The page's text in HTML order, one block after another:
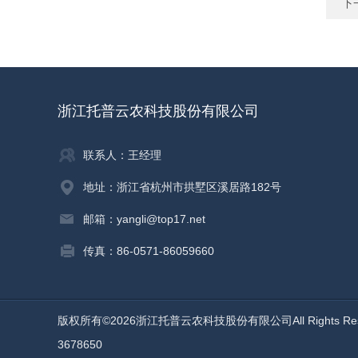
浙江托普云农科技股份有限公司
联系人：王经理
地址：浙江省杭州市拱墅区溪居路182号
邮箱：yangli@top17.net
传真：86-0571-86059660
版权所有©2026浙江托普云农科技股份有限公司All Rights
3678650